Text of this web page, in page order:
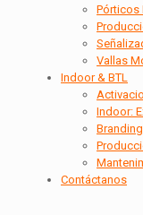
Pórticos
Vallas
Indoor & BTL
Indoor:
Contáctanos